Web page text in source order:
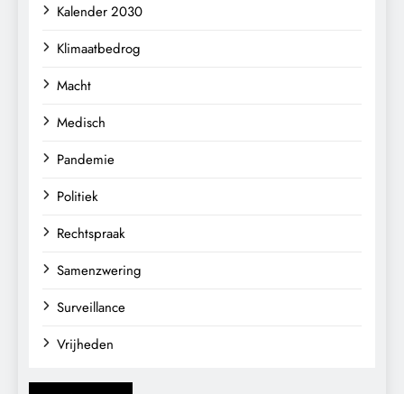
Kalender 2030
Klimaatbedrog
Macht
Medisch
Pandemie
Politiek
Rechtspraak
Samenzwering
Surveillance
Vrijheden